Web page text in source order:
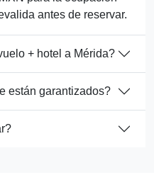
antes de reservar.
+ hotel a Mérida?
están garantizados?